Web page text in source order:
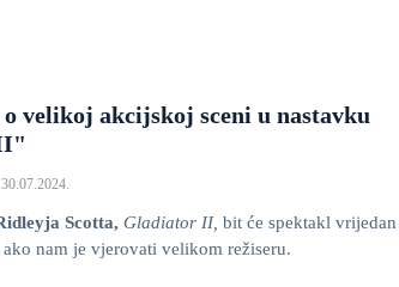
velikoj akcijskoj sceni u nastavku
30.07.2024.
Scotta, Gladiator II, bit će spektakl vrijedan
nam je vjerovati velikom režiseru.